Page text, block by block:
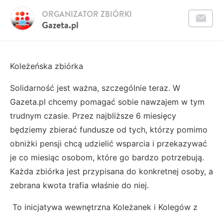
Gazeta.pl
ORGANIZATOR ZBIÓRKI
Koleżeńska zbiórka
Solidarność jest ważna, szczególnie teraz. W
Gazeta.pl chcemy pomagać sobie nawzajem w tym
trudnym czasie. Przez najbliższe 6 miesięcy
będziemy zbierać fundusze od tych, którzy pomimo
obniżki pensji chcą udzielić wsparcia i przekazywać
je co miesiąc osobom, które go bardzo potrzebują.
Każda zbiórka jest przypisana do konkretnej osoby, a
zebrana kwota trafia właśnie do niej.
To inicjatywa wewnętrzna Koleżanek i Kolegów z